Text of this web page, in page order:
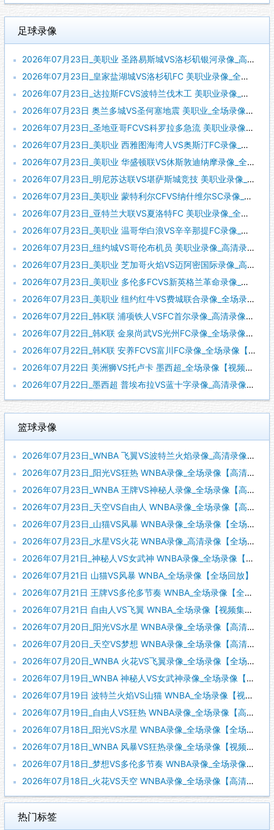
足球录像
2026年07月23日_美职业 圣路易斯城VS洛杉矶银河录像_高清录像【全场回放】
2026年07月23日_皇家盐湖城VS洛杉矶FC 美职业录像_全场录像【全场回放】
2026年07月23日_达拉斯FCVS波特兰伐木工 美职业录像_全场录像【高清回放】
2026年07月23日 奥兰多城VS圣何塞地震 美职业_全场录像【全场回放】
2026年07月23日_圣地亚哥FCVS科罗拉多急流 美职业录像_高清录像【全场回放】
2026年07月23日_美职业 西雅图海湾人VS奥斯汀FC录像_高清录像【全场回放】
2026年07月23日_美职业 华盛顿联VS休斯敦迪纳摩录像_全场录像【高清回放】
2026年07月23日_明尼苏达联VS堪萨斯城竞技 美职业录像_全场录像【高清回放】
2026年07月23日_美职业 蒙特利尔CFVS纳什维尔SC录像_高清录像【全场回放】
2026年07月23日_亚特兰大联VS夏洛特FC 美职业录像_全场录像【高清回放】
2026年07月23日_美职业 温哥华白浪VS辛辛那提FC录像_高清录像【全场回放】
2026年07月23日_纽约城VS哥伦布机员 美职业录像_高清录像【全场回放】
2026年07月23日_美职业 芝加哥火焰VS迈阿密国际录像_高清录像【全场回放】
2026年07月23日_美职业 多伦多FCVS新英格兰革命录像_高清录像【全场回放】
2026年07月23日_美职业 纽约红牛VS费城联合录像_全场录像【全场回放】
2026年07月22日_韩K联 浦项铁人VSFC首尔录像_高清录像【全场回放】
2026年07月22日_韩K联 金泉尚武VS光州FC录像_全场录像【高清回放】
2026年07月22日_韩K联 安养FCVS富川FC录像_全场录像【视频集锦】
2026年07月22日 美洲狮VS托卢卡 墨西超_全场录像【视频集锦】
2026年07月22日_墨西超 普埃布拉VS蓝十字录像_高清录像【全场回放】
篮球录像
2026年07月23日_WNBA 飞翼VS波特兰火焰录像_高清录像【全场回放】
2026年07月23日_阳光VS狂热 WNBA录像_全场录像【高清回放】
2026年07月23日_WNBA 王牌VS神秘人录像_全场录像【高清回放】
2026年07月23日_天空VS自由人 WNBA录像_全场录像【高清回放】
2026年07月23日_山猫VS风暴 WNBA录像_全场录像【全场回放】
2026年07月23日_水星VS火花 WNBA录像_高清录像【全场回放】
2026年07月21日_神秘人VS女武神 WNBA录像_全场录像【视频集锦】
2026年07月21日 山猫VS风暴 WNBA_全场录像【全场回放】
2026年07月21日 王牌VS多伦多节奏 WNBA_全场录像【全场回放】
2026年07月21日 自由人VS飞翼 WNBA_全场录像【视频集锦】
2026年07月20日_阳光VS水星 WNBA录像_全场录像【高清回放】
2026年07月20日_天空VS梦想 WNBA录像_全场录像【高清回放】
2026年07月20日_WNBA 火花VS飞翼录像_全场录像【全场回放】
2026年07月19日_WNBA 神秘人VS女武神录像_全场录像【全场回放】
2026年07月19日 波特兰火焰VS山猫 WNBA_全场录像【视频集锦】
2026年07月19日_自由人VS狂热 WNBA录像_全场录像【高清回放】
2026年07月18日_阳光VS水星 WNBA录像_全场录像【全场回放】
2026年07月18日_WNBA 风暴VS狂热录像_全场录像【视频集锦】
2026年07月18日_梦想VS多伦多节奏 WNBA录像_全场录像【高清回放】
2026年07月18日_火花VS天空 WNBA录像_全场录像【高清回放】
热门标签